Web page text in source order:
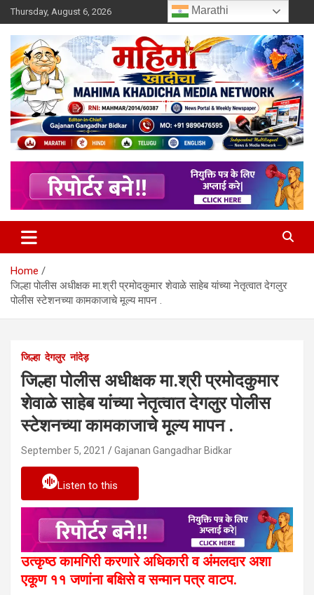
Skip
to
content
Thursday, August 6, 2026
Mahimakhadicha
Home
जिल्हा पोलीस अधीक्षक मा.श्री प्रमोदकुमार शेवाळे साहेब यांच्या नेतृत्वात देगलुर
पोलीस स्टेशनच्या कामकाजाचे मूल्य मापन .
जिल्हा देगलुर नांदेड़
जिल्हा पोलीस अधीक्षक मा.श्री प्रमोदकुमार
शेवाळे साहेब यांच्या नेतृत्वात देगलुर पोलीस
स्टेशनच्या कामकाजाचे मूल्य मापन .
September 5, 2021 Gajanan Gangadhar Bidkar
Listen to this
उत्कृष्ठ कामगिरी करणारे अधिकारी व अंमलदार अशा
एकूण ११ जणांना बक्षिसे व सन्मान पत्र वाटप.
Marathi